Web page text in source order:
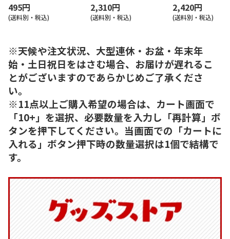
495円
(送料別・税込)
2,310円
(送料別・税込)
2,420円
(送料別・税込)
※天候や注文状況、大型連休・お盆・年末年
始・土日祝日をはさむ場合、お届けが遅れるこ
とがございますのであらかじめご了承くださ
い。
※11点以上ご購入希望の場合は、カート画面で
「10+」を選択、必要数量を入力し「再計算」ボ
タンを押下してください。当画面での「カートに
入れる」ボタン押下時の数量選択は1個で結構で
す。